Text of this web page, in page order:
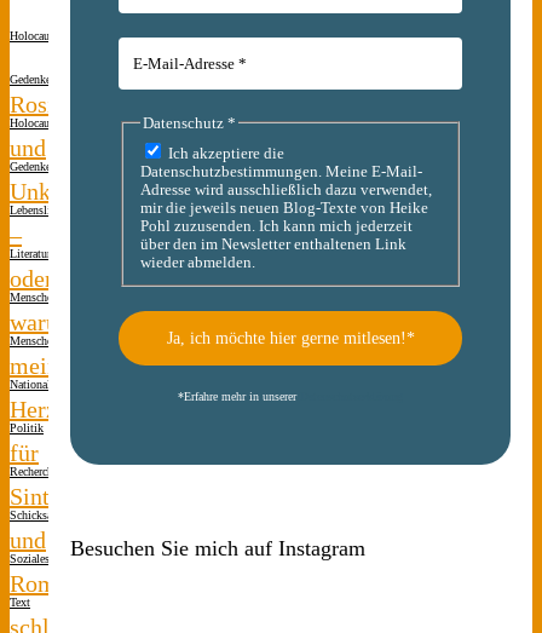
Holocaust-
Gedenken
Holocaust-
Gedenken
Lebenslinien
Literatur
Menschen(s)kinder
Menschen(s)kinder
Nationalsozialismus
Politik
Recherche
Schicksale
Soziales
Text
Rosita
und
Unku
–
oder
warum
mein
Herz
für
Sinti
und
Roma
schlägt
Datenschutz *
Ich akzeptiere die
Datenschutzbestimmungen. Meine E-Mail-
Adresse wird ausschließlich dazu verwendet,
mir die jeweils neuen Blog-Texte von Heike
Pohl zuzusenden. Ich kann mich jederzeit
über den im Newsletter enthaltenen Link
wieder abmelden.
*Erfahre mehr in unserer
Besuchen Sie mich auf Instagram